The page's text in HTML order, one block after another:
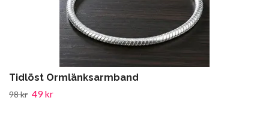
Tidlöst Ormlänksarmband
98 kr 49 kr